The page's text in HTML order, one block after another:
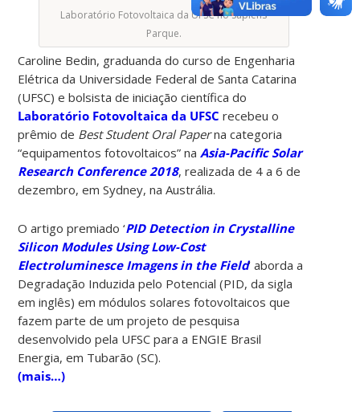
Laboratório Fotovoltaica da UFSC no Sapiens
Parque.
Caroline Bedin, graduanda do curso de Engenharia
Elétrica da Universidade Federal de Santa Catarina
(UFSC) e bolsista de iniciação científica do
Laboratório Fotovoltaica da UFSC recebeu o
prêmio de Best Student Oral Paperna categoria
“equipamentos fotovoltaicos” naAsia-Pacific Solar
Research Conference 2018, realizada de 4 a 6 de
dezembro, em Sydney, na Austrália.
O artigo premiado ‘PID Detection in Crystalline
Silicon Modules Using Low-Cost
Electroluminesce Imagens in the Field‘ aborda a
Degradação Induzida pelo Potencial (PID, da sigla
em inglês) em módulos solares fotovoltaicos que
fazem parte de um projeto de pesquisa
desenvolvido pela UFSC para a ENGIE Brasil
Energia, em Tubarão (SC).
(mais…)